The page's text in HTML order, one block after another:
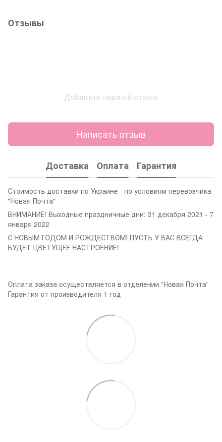
Отзывы
Добавьте первый отзыв
Написать отзыв
Доставка Оплата Гарантия
Стоимость доставки по Украине - по условиям перевозчика
"Новая Почта"
ВНИМАНИЕ! Выходные праздничные дни: 31 декабря 2021 - 7
января 2022
С НОВЫМ ГОДОМ И РОЖДЕСТВОМ! ПУСТЬ У ВАС ВСЕГДА
БУДЕТ ЦВЕТУЩЕЕ НАСТРОЕНИЕ!
Оплата заказа осуществляется в отделении "Новая Почта"
Гарантия от производителя 1 год